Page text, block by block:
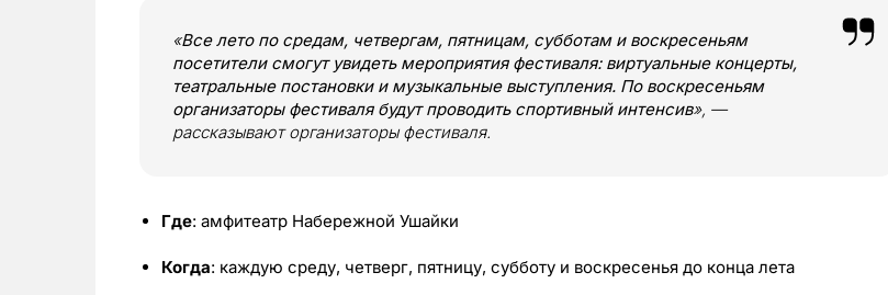
«Все лето по средам, четвергам, пятницам, субботам и воскресеньям
посетители смогут увидеть мероприятия фестиваля: виртуальные концерты,
театральные постановки и музыкальные выступления. По воскресеньям
организаторы фестиваля будут проводить спортивный интенсив», —
рассказывают организаторы фестиваля.
Где: амфитеатр Набережной Ушайки
Когда: каждую среду, четверг, пятницу, субботу и воскресенья до конца лета